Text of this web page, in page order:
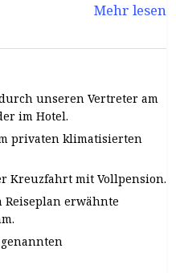
Mehr lesen
unseren Vertreter am
im Hotel.
privaten klimatisierten
Kreuzfahrt mit Vollpension.
Reiseplan erwähnte